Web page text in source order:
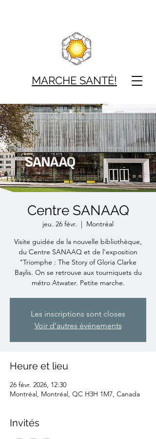
MARCHE SANTÉ!
Centre SANAAQ
jeu. 26 févr.
  |
Montréal
Visite guidée de la nouvelle bibliothèque,
du Centre SANAAQ et de l'exposition
"Triomphe : The Story of Gloria Clarke
Baylis. On se retrouve aux tourniquets du
métro Atwater. Petite marche.
Les inscriptions sont closes
Voir d'autres événements
Heure et lieu
26 févr. 2026, 12:30
Montréal, Montréal, QC H3H 1M7, Canada
Invités